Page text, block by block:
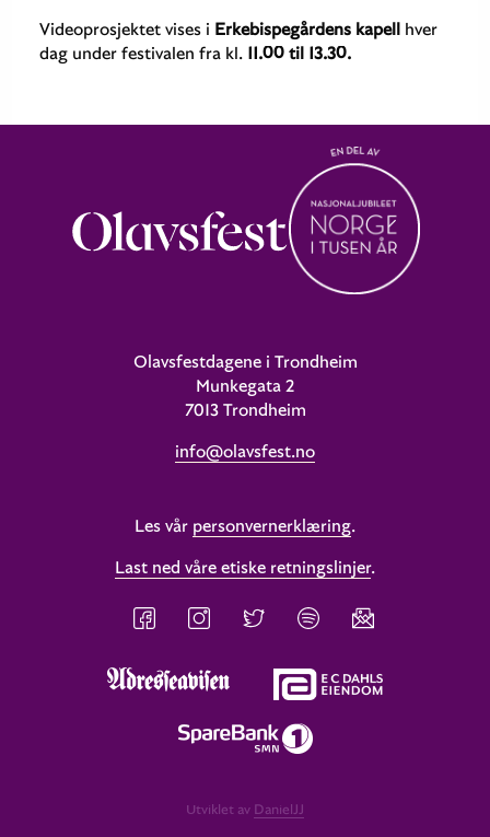
Videoprosjektet vises i Erkebispegårdens kapell hver
dag under festivalen fra kl. 11.00 til 13.30.
Olavsfestdagene i Trondheim
Munkegata 2
7013 Trondheim
info@olavsfest.no
Les vår personvernerklæring.
Last ned våre etiske retningslinjer.
Utviklet av DanielJJ